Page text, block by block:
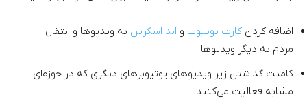
اضافه کردن کارت یوتیوب و اند اسکرین به ویدیوها و انتقال
مردم به دیگر ویدیوها
کامنت گذاشتن زیر ویدیوهای یوتیوبرهای دیگری که در حوزه‌ای
مشابه فعالیت می‌کنند